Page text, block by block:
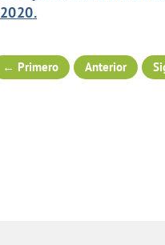
2020.
← Primero Anterior